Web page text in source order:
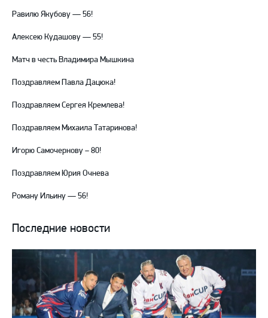
Равилю Якубову — 56!
Алексею Кудашову — 55!
Матч в честь Владимира Мышкина
Поздравляем Павла Дацюка!
Поздравляем Сергея Кремлева!
Поздравляем Михаила Татаринова!
Игорю Самочернову – 80!
Поздравляем Юрия Очнева
Роману Ильину — 56!
Последние новости